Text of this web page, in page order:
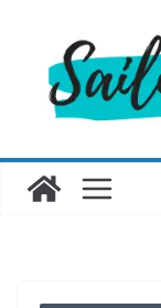
contenu